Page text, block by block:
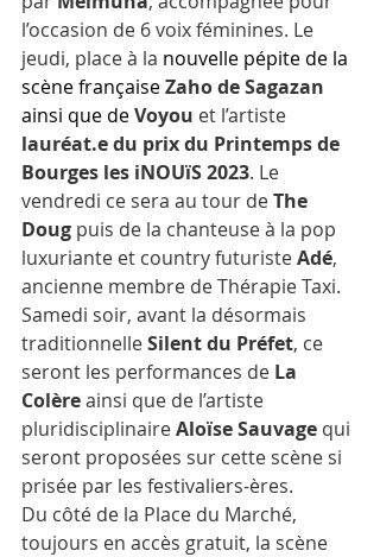
l’occasion de 6 voix féminines. Le
jeudi, place à la nouvelle pépite de la
scène française Zaho de Sagazan
ainsi que de Voyou et l’artiste
lauréat.e du prix du Printemps de
Bourges les iNOUïS 2023. Le
vendredi ce sera au tour de The
Doug puis de la chanteuse à la pop
luxuriante et country futuriste Adé,
ancienne membre de Thérapie Taxi.
Samedi soir, avant la désormais
traditionnelle Silent du Préfet, ce
seront les performances de La
Colère ainsi que de l’artiste
pluridisciplinaire Aloïse Sauvage qui
seront proposées sur cette scène si
prisée par les festivaliers-ères.
Du côté de la Place du Marché,
toujours en accès gratuit, la scène